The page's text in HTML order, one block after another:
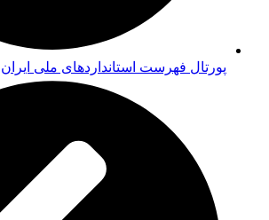
پورتال فهرست استانداردهای ملی ایران